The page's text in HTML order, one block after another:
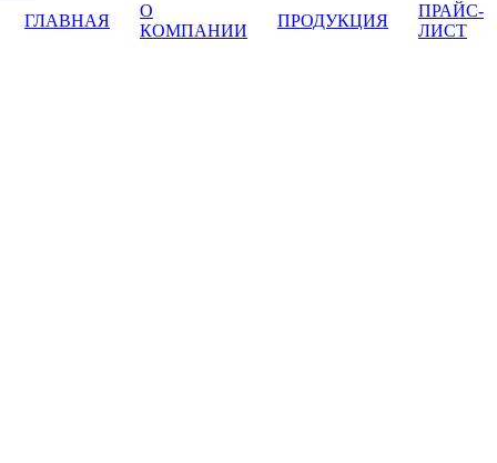
ГЛАВНАЯ
О
КОМПАНИИ
ПРОДУКЦИЯ
ПРАЙС-
ЛИСТ